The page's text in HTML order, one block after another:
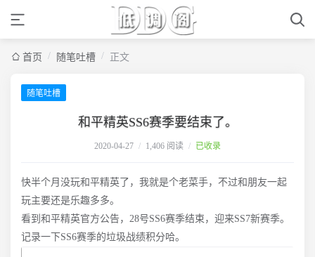
首页 / 随笔吐槽 / 正文
随笔吐槽
和平精英SS6赛季要结束了。
2020-04-27 / 1,406 阅读 / 已收录
快半个月没玩和平精英了，我就是个老菜手，不过和朋友一起
玩主要还是乐趣多多。
看到和平精英官方公告，28号SS6赛季结束，迎来SS7新赛季。
记录一下SS6赛季的垃圾战绩积分哈。